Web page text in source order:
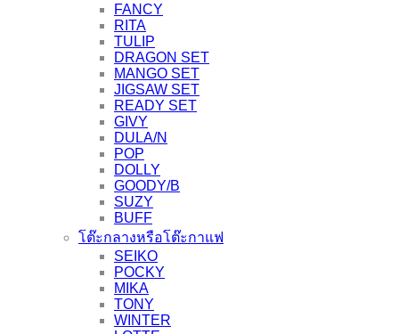
FANCY
RITA
TULIP
DRAGON SET
MANGO SET
JIGSAW SET
READY SET
GIVY
DULA/N
POP
DOLLY
GOODY/B
SUZY
BUFF
โต๊ะกลางหรือโต๊ะกาแฟ
SEIKO
POCKY
MIKA
TONY
WINTER